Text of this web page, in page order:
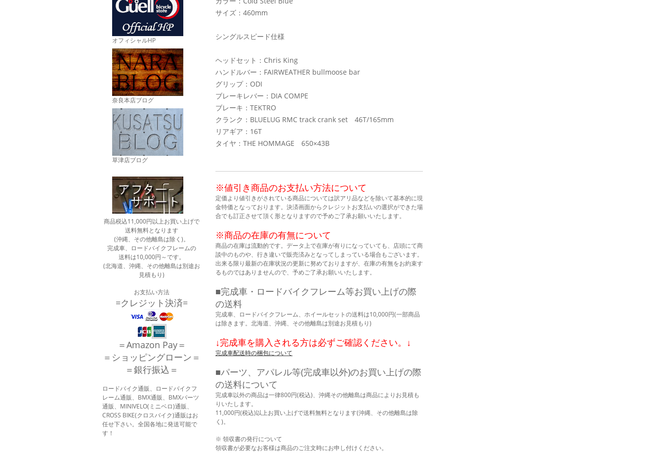
サイズ：460mm
シングルスピード仕様
ヘッドセット：Chris King
ハンドルバー：FAIRWEATHER bullmoose bar
グリップ：ODI
ブレーキレバー：DIA COMPE
ブレーキ：TEKTRO
クランク：BLUELUG RMC track crank set 46T/165mm
リアギア：16T
タイヤ：THE HOMMAGE 650×43B
※値引き商品のお支払い方法について
定価より値引きがされている商品については訳アリ品などを除いて基本的に現
金特価となっております。決済画面からクレジットお支払いの選択ができた場
合でも訂正させて頂く形となりますので予めご了承お願いいたします。
※商品の在庫の有無について
商品の在庫は流動的です。データ上で在庫が有りになっていても、店頭にて商
談中のものや、行き違いで販売済みとなってしまっている場合もございます。
出来る限り最新の在庫状況の更新に努めておりますが、在庫の有無をお約束す
るものではありませんので、予めご了承お願いいたします。
■完成車・ロードバイクフレーム等お買い上げの際
の送料
完成車、ロードバイクフレーム、ホイールセットの送料は10,000円(一部商品
は除きます。北海道、沖縄、その他離島は別途お見積もり)
↓完成車を購入される方は必ずご確認ください。↓
完成車配送時の梱包について
■パーツ、アパレル等(完成車以外)のお買い上げの際
の送料について
完成車以外の商品は一律800円(税込)、沖縄その他離島は商品によりお見積も
りいたします。
11,000円(税込)以上お買い上げで送料無料となります(沖縄、その他離島は除
く)。
※ 領収書の発行について
領収書が必要なお客様は商品のご注文時にお申し付けください。
オフィシャルHP
奈良本店ブログ
草津店ブログ
商品税込11,000円以上お買い上げで
送料無料となります
(沖縄、その他離島は除く)。
完成車、ロードバイクフレームの
送料は10,000円～です。
(北海道、沖縄、その他離島は別途お
見積もり)
お支払い方法
=クレジット決済=
＝Amazon Pay＝
＝ショッピングローン＝
＝銀行振込＝
ロードバイク通販、ロードバイクフ
レーム通販、BMX通販、BMXパーツ
通販、MINIVELO(ミニベロ)通販、
CROSS BIKE(クロスバイク)通販はお
任せ下さい。全国各地に発送可能で
す！